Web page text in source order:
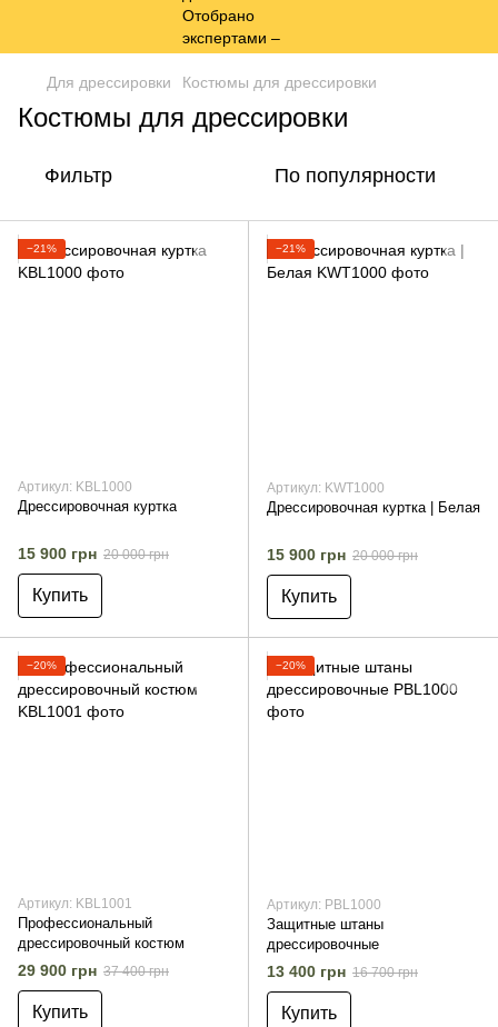
Для дрессировки Костюмы для дрессировки
Костюмы для дрессировки
Фильтр По популярности
−21%
Артикул: KBL1000
Дрессировочная куртка
15 900 грн 20 000 грн
Купить
−21%
Артикул: KWT1000
Дрессировочная куртка | Белая
15 900 грн 20 000 грн
Купить
−20%
Артикул: KBL1001
Профессиональный
дрессировочный костюм
29 900 грн 37 400 грн
Купить
−20%
Артикул: PBL1000
Защитные штаны
дрессировочные
13 400 грн 16 700 грн
Купить